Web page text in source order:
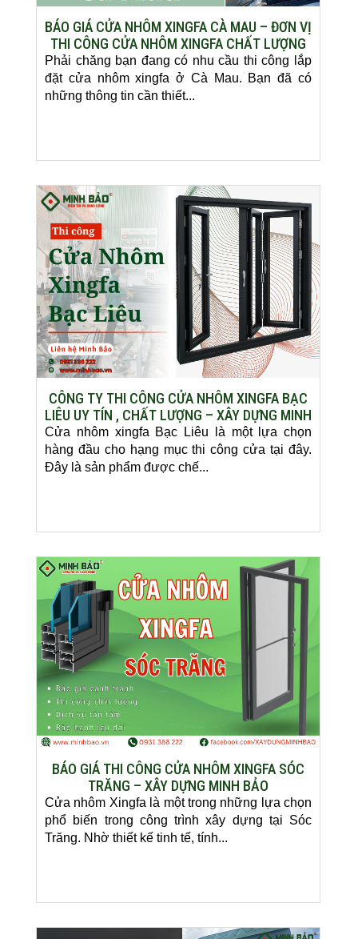
BÁO GIÁ CỬA NHÔM XINGFA CÀ MAU – ĐƠN VỊ
THI CÔNG CỬA NHÔM XINGFA CHẤT LƯỢNG
Phải chăng bạn đang có nhu cầu thi công lắp
đặt cửa nhôm xingfa ở Cà Mau. Bạn đã có
những thông tin cần thiết...
CÔNG TY THI CÔNG CỬA NHÔM XINGFA BẠC
LIÊU UY TÍN , CHẤT LƯỢNG – XÂY DỰNG MINH
BẢO
Cửa nhôm xingfa Bạc Liêu là một lựa chọn
hàng đầu cho hạng mục thi công cửa tại đây.
Đây là sản phẩm được chế...
BÁO GIÁ THI CÔNG CỬA NHÔM XINGFA SÓC
TRĂNG – XÂY DỰNG MINH BẢO
Cửa nhôm Xingfa là một trong những lựa chọn
phổ biến trong công trình xây dựng tại Sóc
Trăng. Nhờ thiết kế tinh tế, tính...